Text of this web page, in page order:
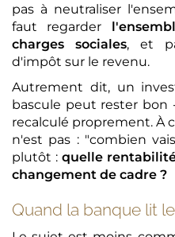
pas à neutraliser
faut regarder
charges sociales, et
d'impôt sur le revenu.
Autrement dit, un
bascule peut rester
recalculé proprement. À
n'est pas : "combien
plutôt :quelle
changement de cadre ?
Quand la banque lit